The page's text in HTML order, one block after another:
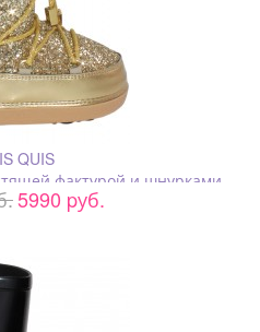
QUIS
фактурой и шнурками
5990 pуб.